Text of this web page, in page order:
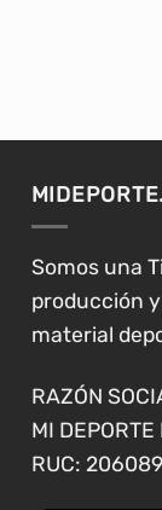
Somos una
producción
material
RAZÓN
MI DEPORTE
RUC: